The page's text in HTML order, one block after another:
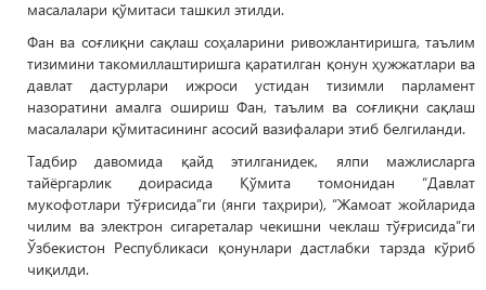
масалалари қўмитаси ташкил этилди.
Фан ва соғлиқни сақлаш соҳаларини ривожлантиришга, таълим
тизимини такомиллаштиришга қаратилган қонун ҳужжатлари ва
давлат дастурлари ижроси устидан тизимли парламент
назоратини амалга ошириш Фан, таълим ва соғлиқни сақлаш
масалалари қўмитасининг асосий вазифалари этиб белгиланди.
Тадбир давомида қайд этилганидек, ялпи мажлисларга
тайёргарлик доирасида Қўмита томонидан “Давлат
мукофотлари тўғрисида”ги (янги таҳрири), “Жамоат жойларида
чилим ва электрон сигареталар чекишни чеклаш тўғрисида”ги
Ўзбекистон Республикаси қонунлари дастлабки тарзда кўриб
чиқилди.